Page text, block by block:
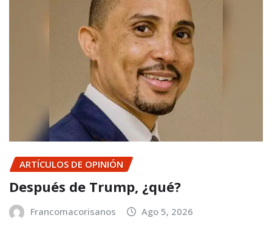
ARTÍCULOS DE OPINIÓN
Después de Trump, ¿qué?
Francomacorisanos Ago 5, 2026